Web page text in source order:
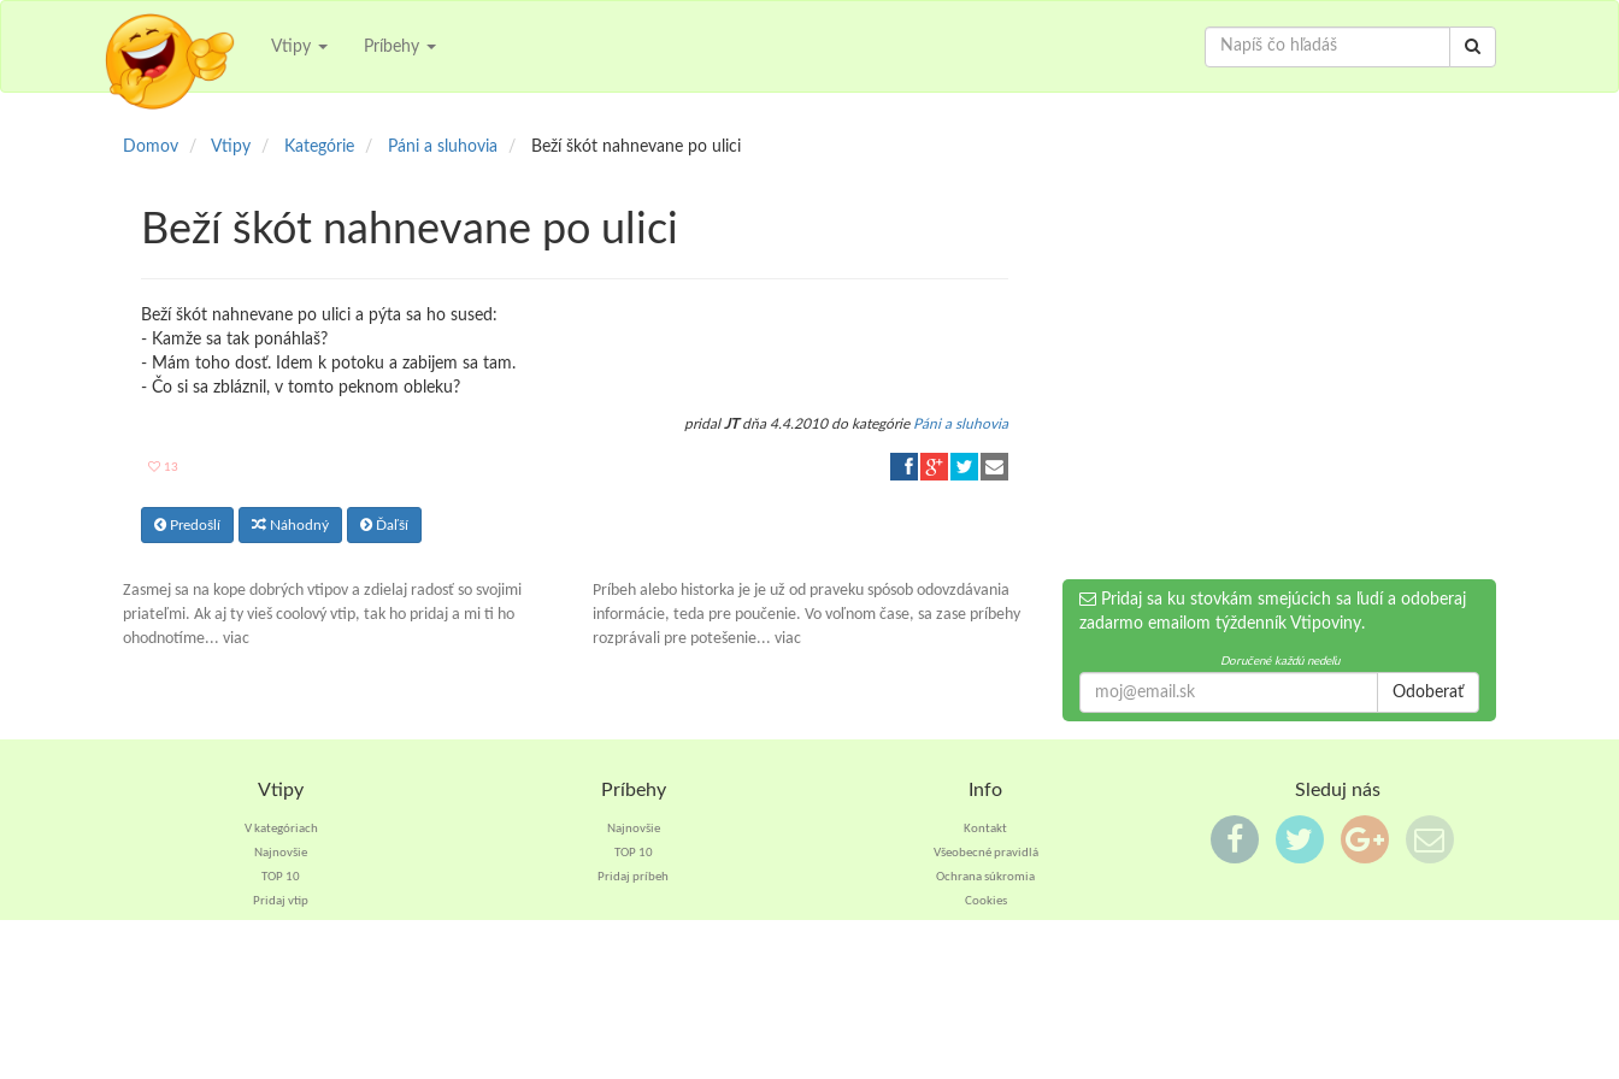
Vtipy Príbehy
Domov Vtipy Kategórie Páni a sluhovia Beží škót nahnevane po ulici
Beží škót nahnevane po ulici
Beží škót nahnevane po ulici a pýta sa ho sused:
- Kamže sa tak ponáhlaš?
- Mám toho dosť. Idem k potoku a zabijem sa tam.
- Čo si sa zbláznil, v tomto peknom obleku?
pridalJTdňa 4.4.2010 do kategórie Páni a sluhovia
13
Predošlí Náhodný Ďaľší
Zasmej sa na kope dobrých vtipov a zdielaj radosť so svojimi
priateľmi. Ak aj ty vieš coolový vtip, tak ho pridaj a mi ti ho
ohodnotíme... viac
Príbeh alebo historka je je už od praveku spósob odovzdávania
informácie, teda pre poučenie. Vo voľnom čase, sa zase príbehy
rozprávali pre potešenie... viac
Pridaj sa ku stovkám smejúcich sa ľudí a odoberaj
zadarmo emailom týždenník Vtipoviny.
Doručené každú nedeľu
Odoberať
Vtipy
V kategóriach
Najnovšie
TOP 10
Pridaj vtip
Príbehy
Najnovšie
TOP 10
Pridaj príbeh
Info
Kontakt
Všeobecné pravidlá
Ochrana súkromia
Cookies
Sleduj nás